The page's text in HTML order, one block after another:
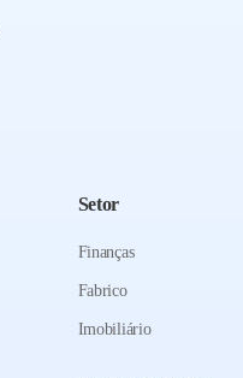
Setor
Finanças
Fabrico
Imobiliário